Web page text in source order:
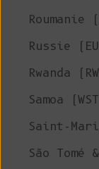
Roumanie
Russie
Rwanda
Samoa
Saint-
São Tomé